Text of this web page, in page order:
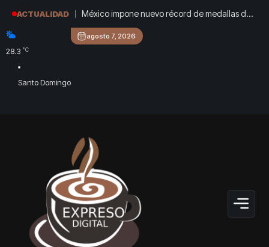
ACTUALIDAD
México impone nuevo récord de medallas de
oro en los Juegos Centroamericanos
28.3 °C
Santo Domingo
agosto 7, 2026